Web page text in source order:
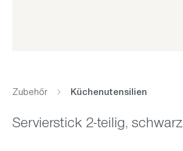
Zubehör Küchenutensilien
Servierstick 2-teilig, schwarz